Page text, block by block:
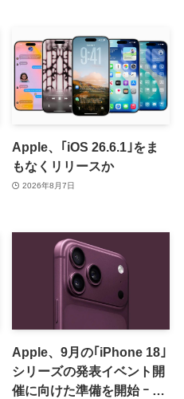
Apple、｢iOS 26.6.1｣をま
もなくリリースか
2026年8月7日
Apple、9月の｢iPhone 18｣
シリーズの発表イベント開
催に向けた準備を開始 ｰ 9